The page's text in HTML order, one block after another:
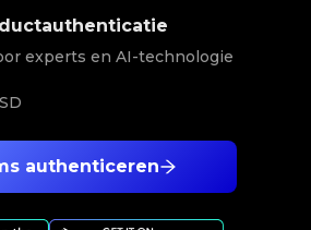
authenticeren
experts en AI-technologie